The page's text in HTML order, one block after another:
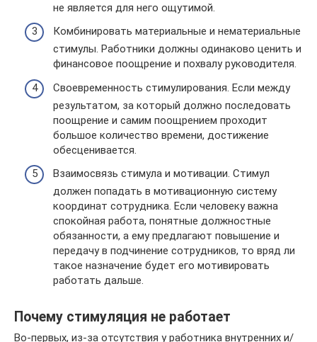
не является для него ощутимой.
Комбинировать материальные и нематериальные
стимулы. Работники должны одинаково ценить и
финансовое поощрение и похвалу руководителя.
Своевременность стимулирования. Если между
результатом, за который должно последовать
поощрение и самим поощрением проходит
большое количество времени, достижение
обесценивается.
Взаимосвязь стимула и мотивации. Стимул
должен попадать в мотивационную систему
координат сотрудника. Если человеку важна
спокойная работа, понятные должностные
обязанности, а ему предлагают повышение и
передачу в подчинение сотрудников, то вряд ли
такое назначение будет его мотивировать
работать дальше.
Почему стимуляция не работает
Во-первых, из-за отсутствия у работника внутренних и/